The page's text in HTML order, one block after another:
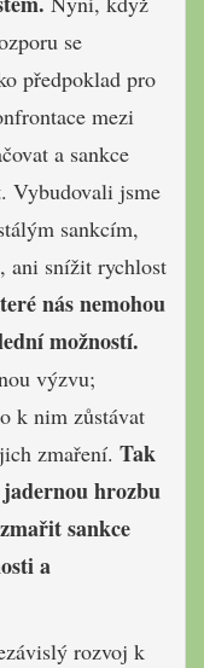
se
předpoklad pro
mezi
a sankce
Vybudovali jsme
sankcím,
ani snížit rychlost
nás nemohou
možností.
výzvu;
k nim zůstávat
zmaření. Tak
hrozbu
sankce
a
rozvoj k